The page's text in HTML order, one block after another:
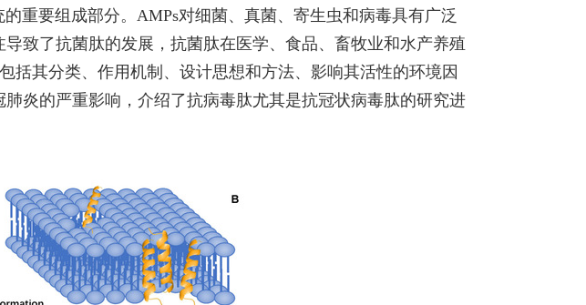
重要组成部分。 AMPs对细菌、真菌、寄生虫和病毒具有广泛
致了抗菌肽的发展，抗菌肽在医学、食品、畜牧业和水产养殖
括其分类、作用机制、设计思想和方法、影响其活性的环境因
炎的严重影响，介绍了抗病毒肽尤其是抗冠状病毒肽的研究进